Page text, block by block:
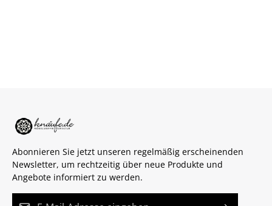
Abonnieren Sie jetzt unseren regelmäßig erscheinenden
Newsletter, um rechtzeitig über neue Produkte und
Angebote informiert zu werden.